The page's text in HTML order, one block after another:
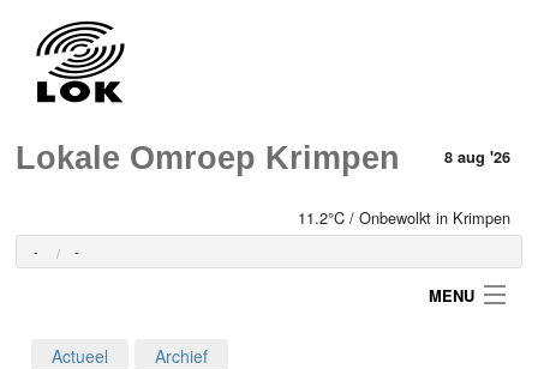
Lokale Omroep Krimpen 8 aug '26
11.2°C / Onbewolkt in Krimpen
- -
MENU
Actueel Archief